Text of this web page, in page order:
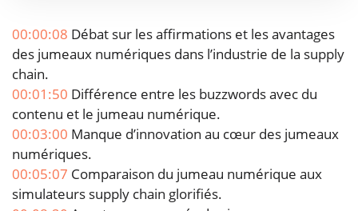
00:00:08 Débat sur les affirmations et les avantages
des jumeaux numériques dans l’industrie de la supply
chain.
00:01:50 Différence entre les buzzwords avec du
contenu et le jumeau numérique.
00:03:00 Manque d’innovation au cœur des jumeaux
numériques.
00:05:07 Comparaison du jumeau numérique aux
simulateurs supply chain glorifiés.